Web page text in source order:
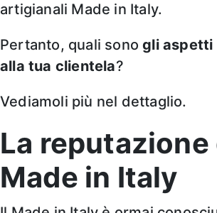
artigianali Made in Italy.
Pertanto, quali sonogli aspetti
alla tua clientela?
Vediamoli più nel dettaglio.
La reputazione
Made in Italy